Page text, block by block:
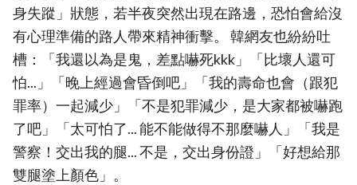
身失蹤」狀態，若半夜突然出現在路邊，恐怕會給沒
有心理準備的路人帶來精神衝擊。 韓網友也紛紛吐
槽：「我還以為是鬼，差點嚇死kkk」「比壞人還可
怕...」「晚上經過會昏倒吧」「我的壽命也會（跟犯
罪率）一起減少」「不是犯罪減少，是大家都被嚇跑
了吧」「太可怕了... 能不能做得不那麼嚇人」「我是
警察！交出我的腿... 不是，交出身份證」「好想給那
雙腿塗上顏色」。